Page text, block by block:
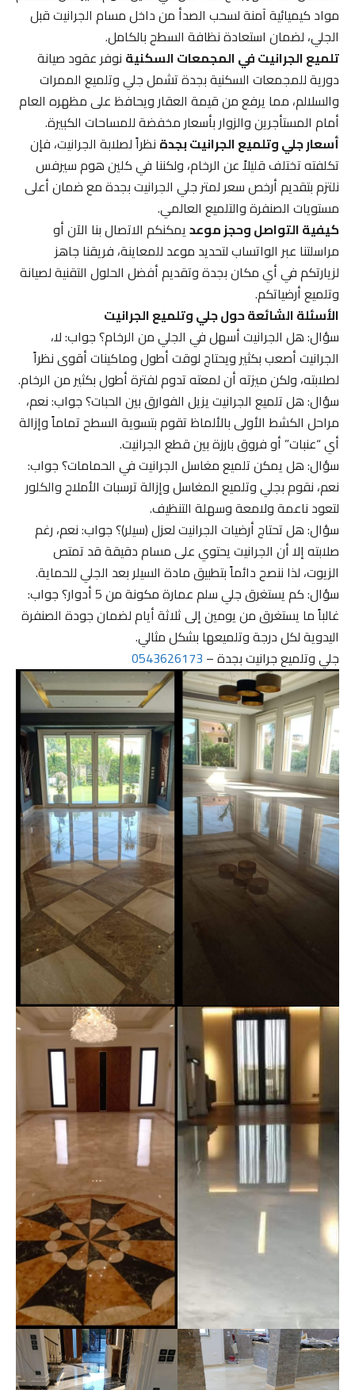
مواد كيميائية آمنة لسحب الصدأ من داخل مسام الجرانيت قبل
الجلي، لضمان استعادة نظافة السطح بالكامل.
تلميع الجرانيت في المجمعات السكنيةنوفر عقود صيانة
دورية للمجمعات السكنية بجدة تشمل جلي وتلميع الممرات
والسلالم، مما يرفع من قيمة العقار ويحافظ على مظهره العام
أمام المستأجرين والزوار بأسعار مخفضة للمساحات الكبيرة.
أسعار جلي وتلميع الجرانيت بجدةنظراً لصلابة الجرانيت، فإن
تكلفته تختلف قليلاً عن الرخام، ولكننا في كلين هوم سيرفس
نلتزم بتقديم أرخص سعر لمتر جلي الجرانيت بجدة مع ضمان أعلى
مستويات الصنفرة والتلميع العالمي.
كيفية التواصل وحجز موعديمكنكم الاتصال بنا الآن أو
مراسلتنا عبر الواتساب لتحديد موعد للمعاينة، فريقنا جاهز
لزيارتكم في أي مكان بجدة وتقديم أفضل الحلول التقنية لصيانة
وتلميع أرضياتكم.
الأسئلة الشائعة حول جلي وتلميع الجرانيت
سؤال: هل الجرانيت أسهل في الجلي من الرخام؟ جواب: لا،
الجرانيت أصعب بكثير ويحتاج لوقت أطول وماكينات أقوى نظراً
لصلابته، ولكن ميزته أن لمعته تدوم لفترة أطول بكثير من الرخام.
سؤال: هل تلميع الجرانيت يزيل الفوارق بين الحبات؟ جواب: نعم،
مراحل الكشط الأولى بالألماظ تقوم بتسوية السطح تماماً وإزالة
أي “عنبات” أو فروق بارزة بين قطع الجرانيت.
سؤال: هل يمكن تلميع مغاسل الجرانيت في الحمامات؟ جواب:
نعم، نقوم بجلي وتلميع المغاسل وإزالة ترسبات الأملاح والكلور
لتعود ناعمة ولامعة وسهلة التنظيف.
سؤال: هل تحتاج أرضيات الجرانيت لعزل (سيلر)؟ جواب: نعم، رغم
صلابته إلا أن الجرانيت يحتوي على مسام دقيقة قد تمتص
الزيوت، لذا ننصح دائماً بتطبيق مادة السيلر بعد الجلي للحماية.
سؤال: كم يستغرق جلي سلم عمارة مكونة من 5 أدوار؟ جواب:
غالباً ما يستغرق من يومين إلى ثلاثة أيام لضمان جودة الصنفرة
اليدوية لكل درجة وتلميعها بشكل مثالي.
جلي وتلميع جرانيت بجدة –0543626173